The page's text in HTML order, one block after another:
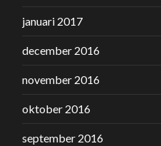
januari 2017
december 2016
november 2016
oktober 2016
september 2016